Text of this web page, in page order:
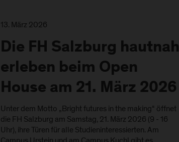
13. März 2026
Die FH Salzburg hautnah
erleben beim Open
House am 21. März 2026
Unter dem Motto „Bright futures in the making“ öffnet
die FH Salzburg am Samstag, 21. März 2026 (9 - 16
Uhr), ihre Türen für alle Studieninteressierten. Am